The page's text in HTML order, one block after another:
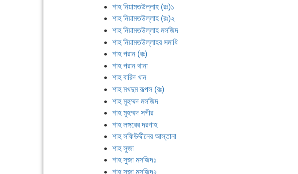
শাহ নিয়ামতউল্লাহ (রঃ)১
শাহ নিয়ামতউল্লাহ (রঃ)২
শাহ নিয়ামতউল্লাহ মসজিদ
শাহ নিয়ামতউল্লাহর সমাধি
শাহ পরান (রঃ)
শাহ পরান থানা
শাহ বারিদ খান
শাহ মখদুম রূপস (রঃ)
শাহ মুহম্মদ মসজিদ
শাহ মুহম্মদ সগীর
শাহ লঙ্গরের দরগাহ
শাহ সফিউদ্দীনের আস্তানা
শাহ সুজা
শাহ সুজা মসজিদ১
শাহ সুজা মসজিদ২